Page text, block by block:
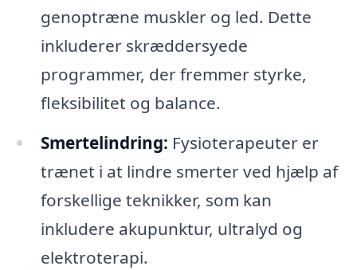
genoptræne muskler og led. Dette
inkluderer skræddersyede
programmer, der fremmer styrke,
fleksibilitet og balance.
Smertelindring: Fysioterapeuter er
trænet i at lindre smerter ved hjælp af
forskellige teknikker, som kan
inkludere akupunktur, ultralyd og
elektroterapi.